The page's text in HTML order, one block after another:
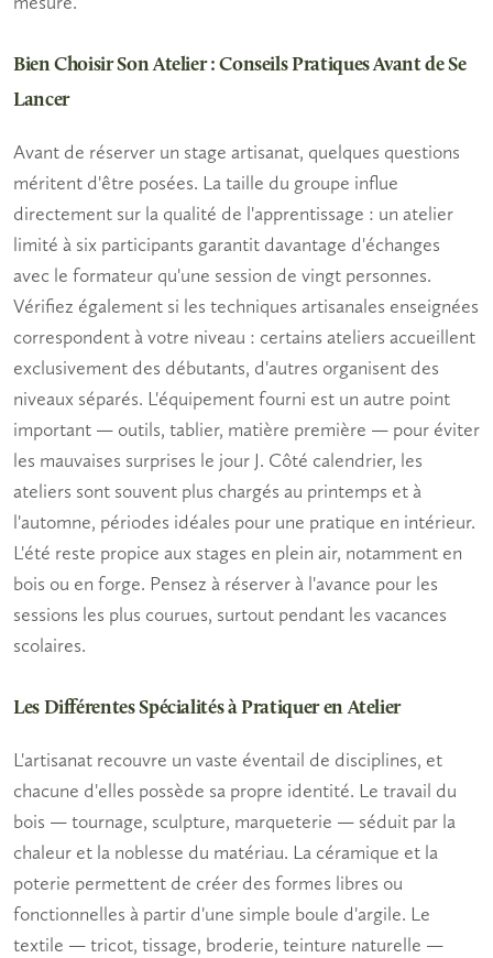
Bien Choisir Son Atelier : Conseils Pratiques Avant de Se
Lancer
Avant de réserver un stage artisanat, quelques questions
méritent d'être posées. La taille du groupe influe
directement sur la qualité de l'apprentissage : un atelier
limité à six participants garantit davantage d'échanges
avec le formateur qu'une session de vingt personnes.
Vérifiez également si les techniques artisanales enseignées
correspondent à votre niveau : certains ateliers accueillent
exclusivement des débutants, d'autres organisent des
niveaux séparés. L'équipement fourni est un autre point
important — outils, tablier, matière première — pour éviter
les mauvaises surprises le jour J. Côté calendrier, les
ateliers sont souvent plus chargés au printemps et à
l'automne, périodes idéales pour une pratique en intérieur.
L'été reste propice aux stages en plein air, notamment en
bois ou en forge. Pensez à réserver à l'avance pour les
sessions les plus courues, surtout pendant les vacances
scolaires.
Les Différentes Spécialités à Pratiquer en Atelier
L'artisanat recouvre un vaste éventail de disciplines, et
chacune d'elles possède sa propre identité. Le travail du
bois — tournage, sculpture, marqueterie — séduit par la
chaleur et la noblesse du matériau. La céramique et la
poterie permettent de créer des formes libres ou
fonctionnelles à partir d'une simple boule d'argile. Le
textile — tricot, tissage, broderie, teinture naturelle —